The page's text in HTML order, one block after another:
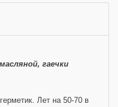
гаечки
Лет на 50-70 в